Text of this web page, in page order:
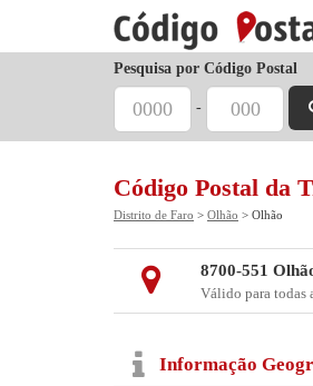
Pesquisa por Código Postal
-
Código Postal da
Distrito de Faro > Olhão > Olhão
8700-551
Válido para todas
Informação